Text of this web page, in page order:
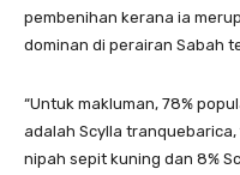
pembenihan kerana ia
dominan di perairan Sabah
“Untuk makluman, 78%
adalah Scylla tranquebarica,
nipah sepit kuning dan 8%